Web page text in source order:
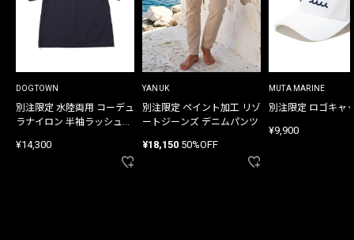
DOGTOWN
別注限定 水陸両用 コーデュ
ラナイロン 半袖ラッシュガ
¥14,300
YANUK
別注限定 ペイント加工 リゾ
ートジーンズ デニムパンツ
¥18,150 50%OFF
MUTA MARINE
別注限定 ロゴキャ
¥9,900